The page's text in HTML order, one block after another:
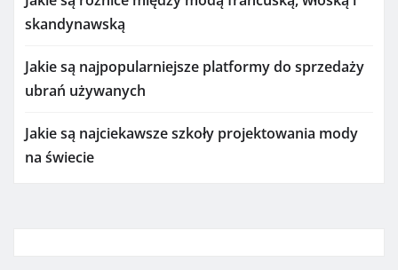
skandynawską
Jakie są najpopularniejsze platformy do sprzedaży
ubrań używanych
Jakie są najciekawsze szkoły projektowania mody
na świecie